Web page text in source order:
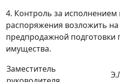
4. Контроль за исполнением
распоряжения возложить
предпродажной подготовки
имущества.
Заместитель